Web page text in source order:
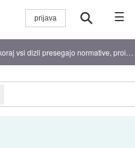
☰
vsi dizli presegajo normative, proizvajalci zahtevajo zvišanje dopustnih izpustov